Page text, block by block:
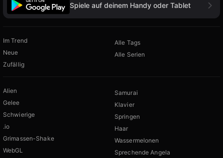
Spiele auf deinem Handy oder Tablet
Im Trend
Neue
Zufällig
Alle Tags
Alle Serien
Alien
Gelee
Schwierige
.io
Grimassen-Shake
WebGL
Samurai
Klavier
Springen
Haar
Wassermelonen
Sprechende Angela